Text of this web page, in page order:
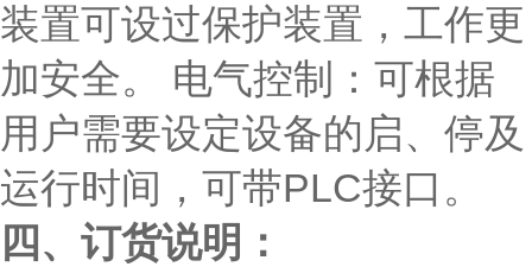
装置可设过保护装置，工作更
加安全。 电气控制：可根据
用户需要设定设备的启、停及
运行时间，可带PLC接口。
四、订货说明：